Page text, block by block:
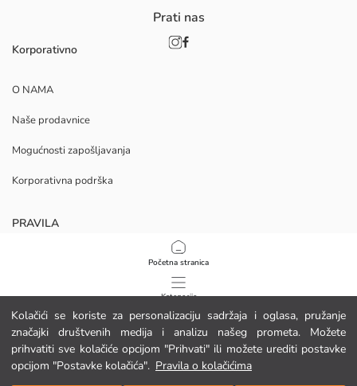
Kolačići se koriste za personalizaciju sadržaja i oglasa, pružanje
značajki društvenih medija i analizu našeg prometa. Možete
prihvatiti sve kolačiće opcijom "Prihvati" ili možete urediti postavke
opcijom "Postavke kolačića". Pravila o kolačićima
Početna stranica
Kategorije
Moja košarica
Korporativno
O NAMA
Naše prodavnice
Mogućnosti zapošljavanja
Korporativna podrška
PRAVILA
Politika privatnosti i sigurnosti podataka
Uvjeti korištenja
Politika kolačića
Preuzmite našu aplikaciju
Prati nas